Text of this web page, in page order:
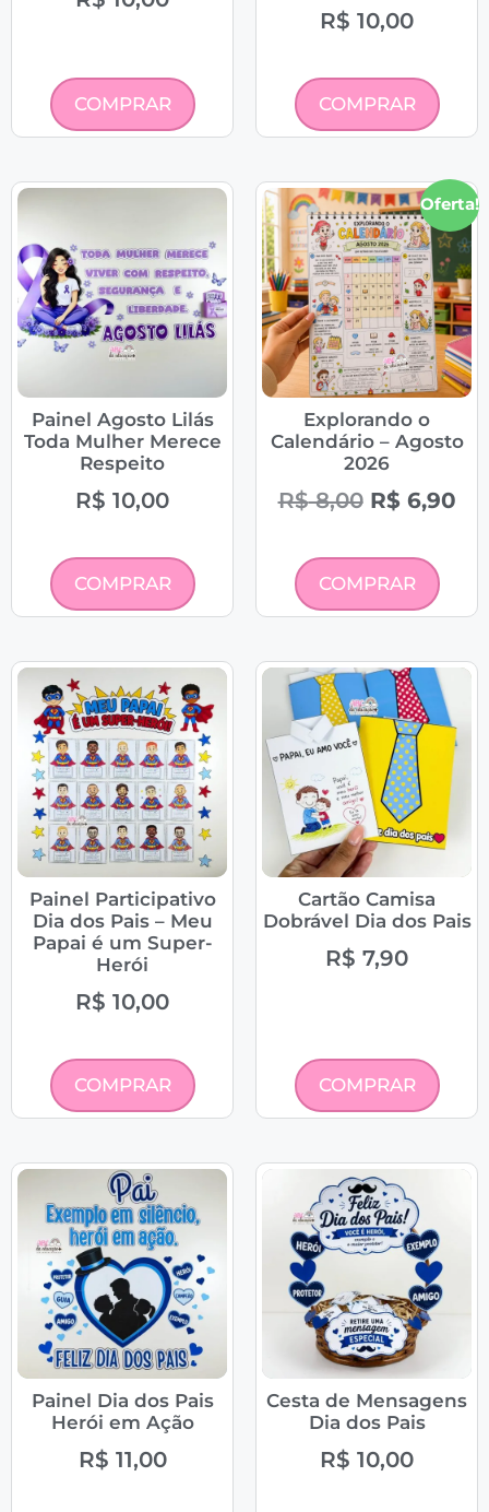
COMPRAR
R$ 10,00
COMPRAR
Painel Agosto Lilás
Toda Mulher Merece
Respeito
R$ 10,00
COMPRAR
Oferta!
Explorando o
Calendário – Agosto
2026
R$8,00 R$6,90
COMPRAR
Painel Participativo
Dia dos Pais – Meu
Papai é um Super-
Herói
R$ 10,00
COMPRAR
Cartão Camisa
Dobrável Dia dos Pais
R$ 7,90
COMPRAR
Painel Dia dos Pais
Herói em Ação
R$ 11,00
Cesta de Mensagens
Dia dos Pais
R$ 10,00